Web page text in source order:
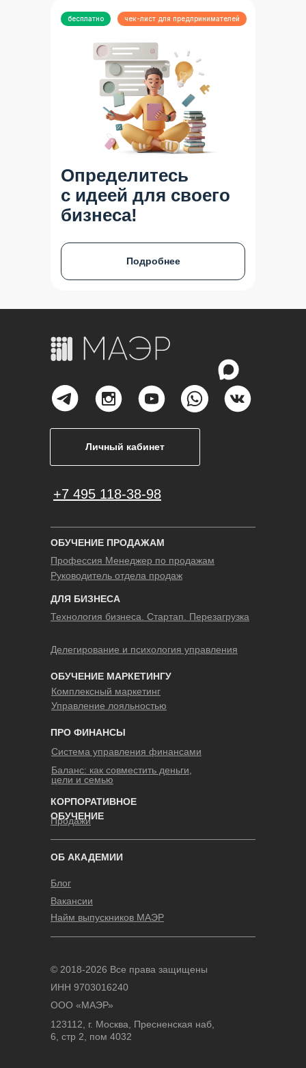
Подробнее
Определитесь
с идеей для своего
бизнеса!
бесплатно чек-лист для предпринимателей
Личный кабинет
ОБУЧЕНИЕ ПРОДАЖАМ
Профессия Менеджер по продажам
ОБУЧЕНИЕ МАРКЕТИНГУ
ПРО ФИНАНСЫ
ОБ АКАДЕМИИ
© 2018-2026 Все права защищены
ИНН 9703016240
ООО «МАЭР»
123112, г. Москва, Пресненская наб,
6, стр 2, пом 4032
Блог
Вакансии
Найм выпускников МАЭР
КОРПОРАТИВНОЕ
ОБУЧЕНИЕ
Продажи
ДЛЯ БИЗНЕСА
Технология бизнеса. Стартап. Перезагрузка
Руководитель отдела продаж
Управление лояльностью
Комплексный маркетинг
Система управления финансами
Баланс: как совместить деньги,
цели и семью
Делегирование и психология управления
+7 495 118-38-98